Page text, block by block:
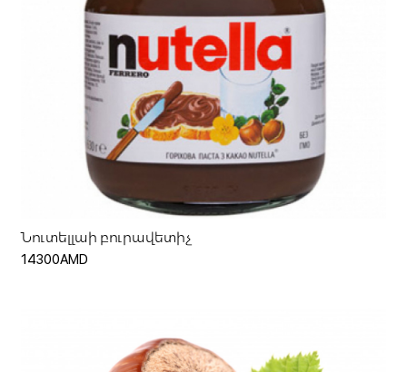
Նուտելլաի բուրավետիչ
14300AMD
Ավելացնել զամբյուղ